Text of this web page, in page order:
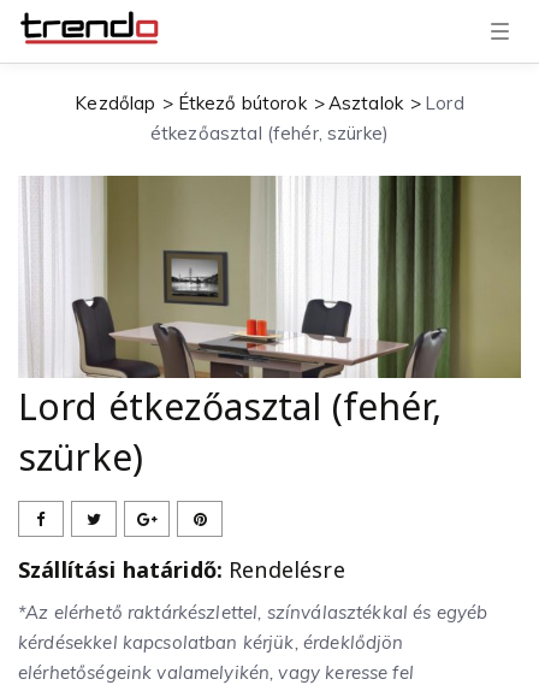
T
g
v
Kezdőlap Étkező bútorok Asztalok
Lord
étkezőasztal (fehér, szürke)
Lord étkezőasztal (fehér,
szürke)
Szállítási határidő: Rendelésre
*Az elérhető raktárkészlettel, színválasztékkal és egyéb
kérdésekkel kapcsolatban kérjük, érdeklődjön
elérhetőségeink valamelyikén, vagy keresse fel